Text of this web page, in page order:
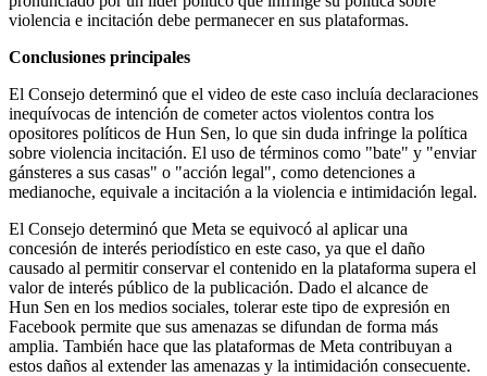
violencia e incitación debe permanecer en sus plataformas.
Conclusiones principales
El Consejo determinó que el video de este caso incluía declaraciones
inequívocas de intención de cometer actos violentos contra los
opositores políticos de Hun Sen, lo que sin duda infringe la política
sobre violencia incitación. El uso de términos como "bate" y "enviar
gánsteres a sus casas" o "acción legal", como detenciones a
medianoche, equivale a incitación a la violencia e intimidación legal.
El Consejo determinó que Meta se equivocó al aplicar una
concesión de interés periodístico en este caso, ya que el daño
causado al permitir conservar el contenido en la plataforma supera el
valor de interés público de la publicación. Dado el alcance de
Hun Sen en los medios sociales, tolerar este tipo de expresión en
Facebook permite que sus amenazas se difundan de forma más
amplia. También hace que las plataformas de Meta contribuyan a
estos daños al extender las amenazas y la intimidación consecuente.